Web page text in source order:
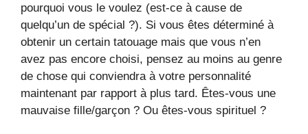
pourquoi vous le voulez (est-ce à cause de
quelqu’un de spécial ?). Si vous êtes déterminé à
obtenir un certain tatouage mais que vous n’en
avez pas encore choisi, pensez au moins au genre
de chose qui conviendra à votre personnalité
maintenant par rapport à plus tard. Êtes-vous une
mauvaise fille/garçon ? Ou êtes-vous spirituel ?